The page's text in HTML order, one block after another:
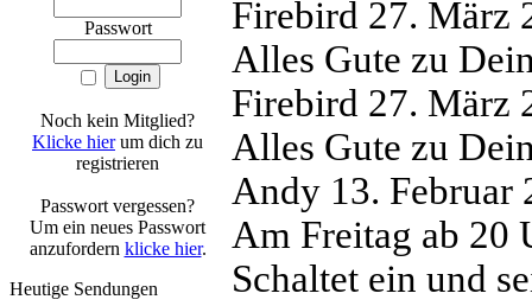
Passwort
Noch kein Mitglied?
Klicke hierum dich zu
registrieren
Passwort vergessen?
Um ein neues Passwort
anzufordern klicke hier.
Heutige Sendungen
Firebird 27. März
Alles Gute zu
Firebird 27. März
Alles Gute zu
Andy 13. Februar
Am Freitag ab 20
Schaltet ein und